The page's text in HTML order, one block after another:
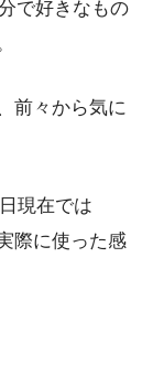
で好きなもの
前々から気に
現在では
際に使った感